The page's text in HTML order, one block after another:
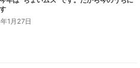
1月27日